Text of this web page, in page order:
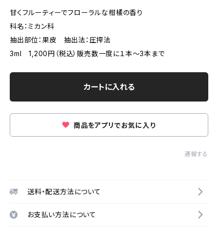
甘くフルーティーでフローラルな柑橘の香り
科名：ミカン科
抽出部位：果皮 抽出法：圧搾法
3ml 1,200円（税込）販売数一度に１本～3本まで
カートに入れる
商品をアプリでお気に入り
通報する
送料・配送方法について
お支払い方法について